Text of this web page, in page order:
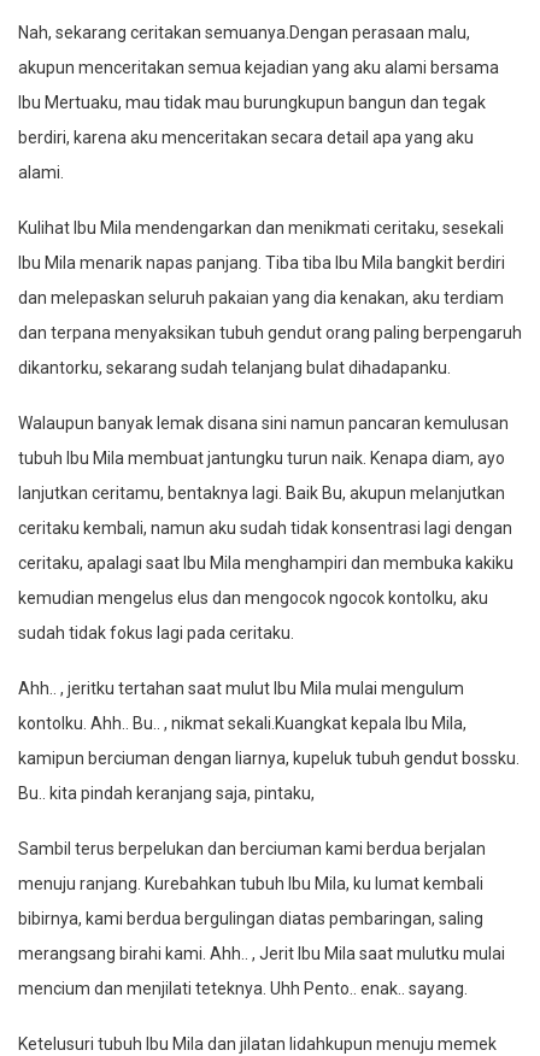
Nah, sekarang ceritakan semuanya.Dengan perasaan malu,
akupun menceritakan semua kejadian yang aku alami bersama
Ibu Mertuaku, mau tidak mau burungkupun bangun dan tegak
berdiri, karena aku menceritakan secara detail apa yang aku
alami.
Kulihat Ibu Mila mendengarkan dan menikmati ceritaku, sesekali
Ibu Mila menarik napas panjang. Tiba tiba Ibu Mila bangkit berdiri
dan melepaskan seluruh pakaian yang dia kenakan, aku terdiam
dan terpana menyaksikan tubuh gendut orang paling berpengaruh
dikantorku, sekarang sudah telanjang bulat dihadapanku.
Walaupun banyak lemak disana sini namun pancaran kemulusan
tubuh Ibu Mila membuat jantungku turun naik. Kenapa diam, ayo
lanjutkan ceritamu, bentaknya lagi. Baik Bu, akupun melanjutkan
ceritaku kembali, namun aku sudah tidak konsentrasi lagi dengan
ceritaku, apalagi saat Ibu Mila menghampiri dan membuka kakiku
kemudian mengelus elus dan mengocok ngocok kontolku, aku
sudah tidak fokus lagi pada ceritaku.
Ahh.. , jeritku tertahan saat mulut Ibu Mila mulai mengulum
kontolku. Ahh.. Bu.. , nikmat sekali.Kuangkat kepala Ibu Mila,
kamipun berciuman dengan liarnya, kupeluk tubuh gendut bossku.
Bu.. kita pindah keranjang saja, pintaku,
Sambil terus berpelukan dan berciuman kami berdua berjalan
menuju ranjang. Kurebahkan tubuh Ibu Mila, ku lumat kembali
bibirnya, kami berdua bergulingan diatas pembaringan, saling
merangsang birahi kami. Ahh.. , Jerit Ibu Mila saat mulutku mulai
mencium dan menjilati teteknya. Uhh Pento.. enak.. sayang.
Ketelusuri tubuh Ibu Mila dan jilatan lidahkupun menuju memek